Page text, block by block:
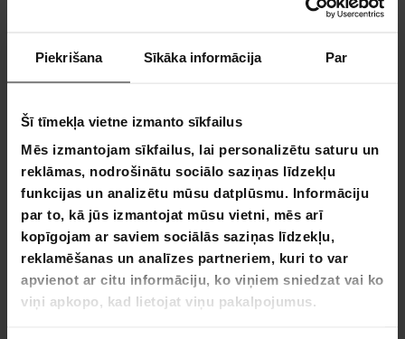
Piekrišana Sīkāka informācija Par
Šī tīmekļa vietne izmanto sīkfailus
Mēs izmantojam sīkfailus, lai personalizētu saturu un
reklāmas, nodrošinātu sociālo saziņas līdzekļu
funkcijas un analizētu mūsu datplūsmu. Informāciju
par to, kā jūs izmantojat mūsu vietni, mēs arī
kopīgojam ar saviem sociālās saziņas līdzekļu,
reklamēšanas un analīzes partneriem, kuri to var
apvienot ar citu informāciju, ko viņiem sniedzat vai ko
viņi apkopo, kad lietojat viņu pakalpojumus.
mitrinātāji nodrošina
Vienkārša lietošana:mūsdienu mitrinātāji ir aprīkoti
higrometriem un mitrinātājiem.
Bieži uzdotie jautājumi — mitrinātāji
Kādu ūdeni izmantot mitrinātājā?
Ieteicams izmantot destilētu ūdeni vai speciālu
mitrināšanas šķīdumu mitrinātājā. Tas nodrošina, ka
mitrinātājā neuzkrājas minerāli vai pelējums, kas varētu
sabojāt cigārus.
Cik ilgi cigārs darbosies bez mitrinātāja?